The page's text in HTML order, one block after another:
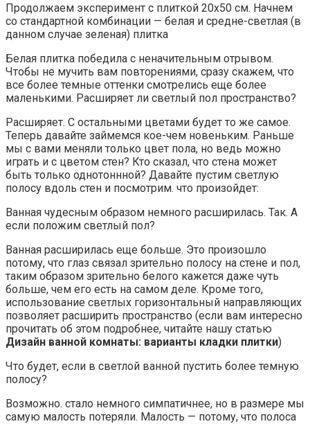
Продолжаем эксперимент с плиткой 20х50 см. Начнем
со стандартной комбинации — белая и средне-светлая (в
данном случае зеленая) плитка
Белая плитка победила с неначительным отрывом.
Чтобы не мучить вам повторениями, сразу скажем, что
все более темные оттенки смотрелись еще более
маленькими. Расширяет ли светлый пол пространство?
Расширяет. С остальными цветами будет то же самое.
Теперь давайте займемся кое-чем новеньким. Раньше
мы с вами меняли только цвет пола, но ведь можно
играть и с цветом стен? Кто сказал, что стена может
быть только однотоннной? Давайте пустим светлую
полосу вдоль стен и посмотрим. что произойдет:
Ванная чудесным образом немного расширилась. Так. А
если положим светлый пол?
Ванная расширилась еще больше. Это произошло
потому, что глаз связал зрительно полосу на стене и пол,
таким образом зрительно белого кажется даже чуть
больше, чем его есть на самом деле. Кроме того,
использование светлых горизонтальный направляющих
позволяет расширить пространство (если вам интересно
прочитать об этом подробнее, читайте нашу статью
Дизайн ванной комнаты: варианты кладки плитки)
Что будет, если в светлой ванной пустить более темную
полосу?
Возможно. стало немного симпатичнее, но в размере мы
самую малость потеряли. Малость — потому, что полоса